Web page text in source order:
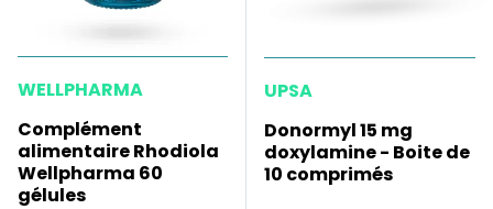
WELLPHARMA
Complément
alimentaire Rhodiola
Wellpharma 60
gélules
UPSA
Donormyl 15 mg
doxylamine - Boite de
10 comprimés